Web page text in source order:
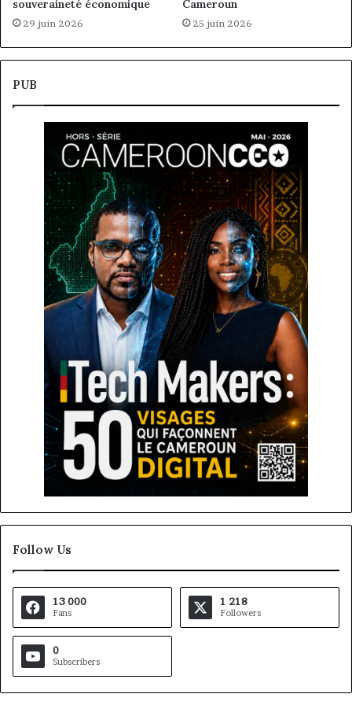
souveraineté économique
29 juin 2026
Cameroun
25 juin 2026
PUB
Follow Us
13 000
Fans
1 218
Followers
0
Subscribers